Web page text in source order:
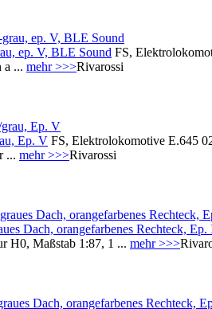
ep. V, BLE Sound FS,
a ... mehr >>>Rivarossi
Ep. V FS, Elektrolokomotive E.645
... mehr >>>Rivarossi
Dach, orangefarbenes Rechteck,
H0, Maßstab 1:87, 1 ... mehr >>>